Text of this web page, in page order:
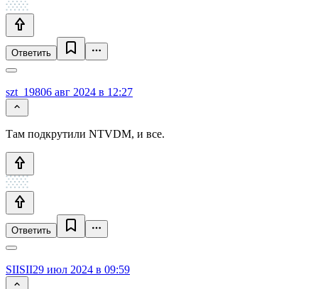
Ответить
szt_19806 авг 2024 в 12:27
Там подкрутили NTVDM, и все.
Ответить
SIISII29 июл 2024 в 09:59